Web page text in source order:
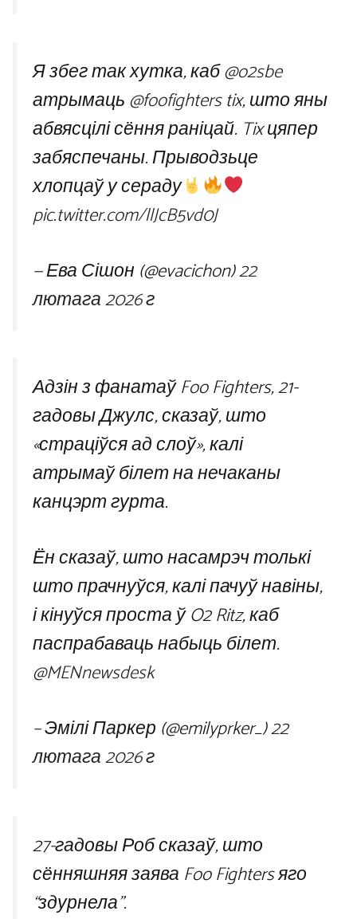
Я збег так хутка, каб@o2sbe
атрымаць@foofighterstix, што яны
абвясцілі сёння раніцай. Tix цяпер
забяспечаны. Прыводзьце
хлопцаў у сераду
pic.twitter.com/llJcB5vd0J
— Ева Сішон (@evacichon)22
лютага 2026 г
Адзін з фанатаў Foo Fighters, 21-
гадовы Джулс, сказаў, што
«страціўся ад слоў», калі
атрымаў білет на нечаканы
канцэрт гурта.
Ён сказаў, што насамрэч толькі
што прачнуўся, калі пачуў навіны,
і кінуўся проста ў O2 Ritz, каб
паспрабаваць набыць білет.
@MENnewsdesk
– Эмілі Паркер (@emilyprker_)22
лютага 2026 г
27-гадовы Роб сказаў, што
сённяшняя заява Foo Fighters яго
“здурнела”.